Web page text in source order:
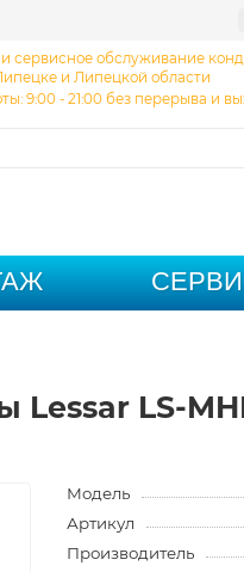
сервисное обслуживание
и Липецкой области
9:00 - 21:00 без перерыва и
LS-
Модель
Артикул
Производитель